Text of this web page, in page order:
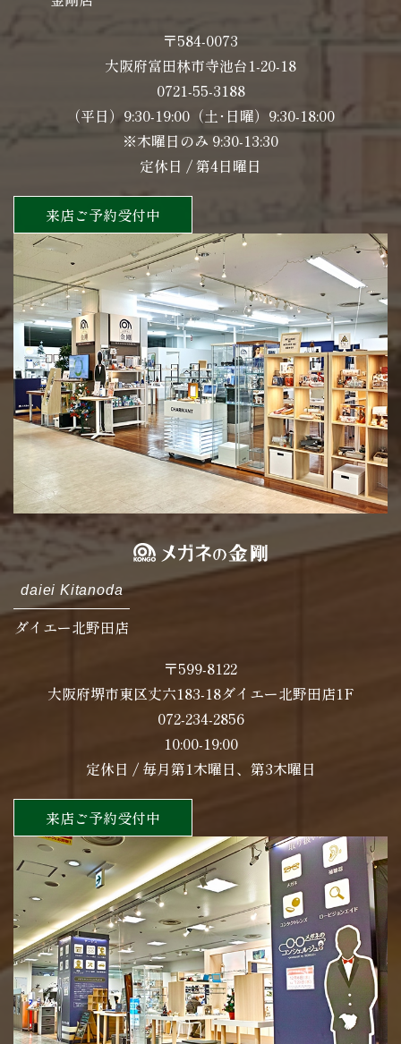
〒584-0073
大阪府富田林市寺池台1-20-18
0721-55-3188
（平日）9:30-19:00（土･日曜）9:30-18:00
※木曜日のみ 9:30-13:30
定休日 / 第4日曜日
来店ご予約受付中
daiei Kitanoda
ダイエー北野田店
〒599-8122
大阪府堺市東区丈六183-18ダイエー北野田店1F
072-234-2856
10:00-19:00
定休日 / 毎月第1木曜日、第3木曜日
来店ご予約受付中